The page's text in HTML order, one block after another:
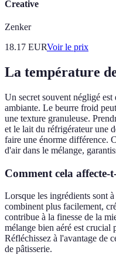
Creative
Zenker
18.17 EURVoir le prix
La température
Un secret souvent négligé
ambiante. Le beurre froid
une texture granuleuse.
et le lait du réfrigérateur une
faire une énorme différence.
d'air dans le mélange,
Comment cela affecte-
Lorsque les ingrédients sont
combinent plus facilement,
contribue à la finesse de la
mélange bien aéré est crucial
Réfléchissez à l'avantage de
de pâtisserie.